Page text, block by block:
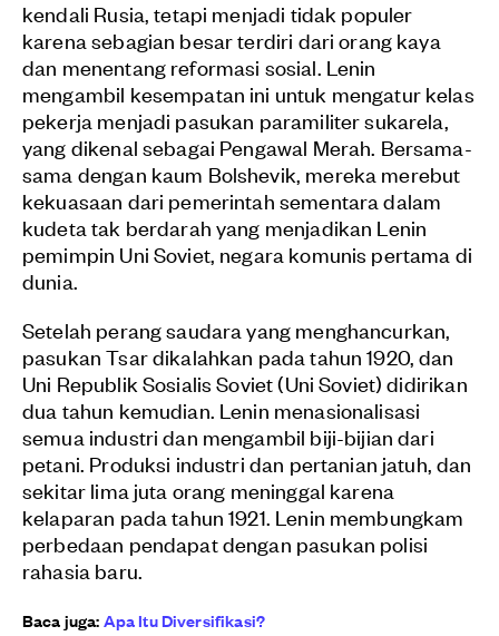
kendali Rusia, tetapi menjadi tidak populer
karena sebagian besar terdiri dari orang kaya
dan menentang reformasi sosial. Lenin
mengambil kesempatan ini untuk mengatur kelas
pekerja menjadi pasukan paramiliter sukarela,
yang dikenal sebagai Pengawal Merah. Bersama-
sama dengan kaum Bolshevik, mereka merebut
kekuasaan dari pemerintah sementara dalam
kudeta tak berdarah yang menjadikan Lenin
pemimpin Uni Soviet, negara komunis pertama di
dunia.
Setelah perang saudara yang menghancurkan,
pasukan Tsar dikalahkan pada tahun 1920, dan
Uni Republik Sosialis Soviet (Uni Soviet) didirikan
dua tahun kemudian. Lenin menasionalisasi
semua industri dan mengambil biji-bijian dari
petani. Produksi industri dan pertanian jatuh, dan
sekitar lima juta orang meninggal karena
kelaparan pada tahun 1921. Lenin membungkam
perbedaan pendapat dengan pasukan polisi
rahasia baru.
Baca juga:Apa Itu Diversifikasi?